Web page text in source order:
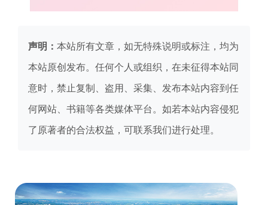
声明： 本站所有文章，如无特殊说明或标注，均为
本站原创发布。任何个人或组织，在未征得本站同
意时，禁止复制、盗用、采集、发布本站内容到任
何网站、书籍等各类媒体平台。如若本站内容侵犯
了原著者的合法权益，可联系我们进行处理。